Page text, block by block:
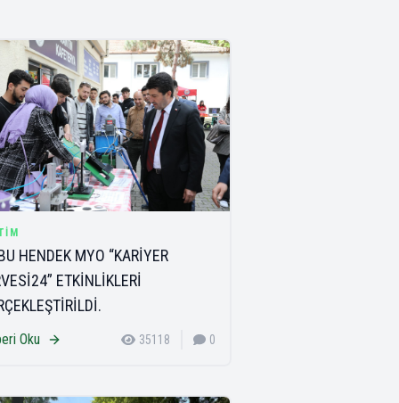
HENDEK MYO “KARİYER
ETKİNLİKLERİ
Oku 35118 0